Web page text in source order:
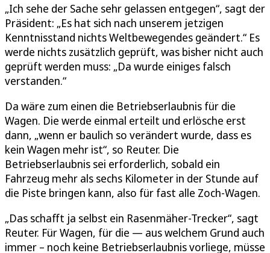
„Ich sehe der Sache sehr gelassen entgegen“, sagt der
Präsident: „Es hat sich nach unserem jetzigen
Kenntnisstand nichts Weltbewegendes geändert.“ Es
werde nichts zusätzlich geprüft, was bisher nicht auch
geprüft werden muss: „Da wurde einiges falsch
verstanden.“
Da wäre zum einen die Betriebserlaubnis für die
Wagen. Die werde einmal erteilt und erlösche erst
dann, „wenn er baulich so verändert wurde, dass es
kein Wagen mehr ist“, so Reuter. Die
Betriebserlaubnis sei erforderlich, sobald ein
Fahrzeug mehr als sechs Kilometer in der Stunde auf
die Piste bringen kann, also für fast alle Zoch-Wagen.
„Das schafft ja selbst ein Rasenmäher-Trecker“, sagt
Reuter. Für Wagen, für die — aus welchem Grund auch
immer – noch keine Betriebserlaubnis vorliege, müsse